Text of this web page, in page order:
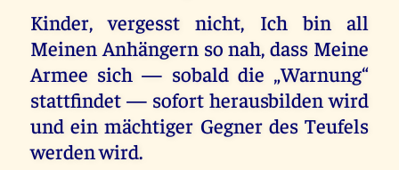
Kinder, vergesst nicht, Ich bin all
Meinen Anhängern so nah, dass Meine
Armee sich — sobald die „Warnung“
stattfindet — sofort herausbilden wird
und ein mächtiger Gegner des Teufels
werden wird.